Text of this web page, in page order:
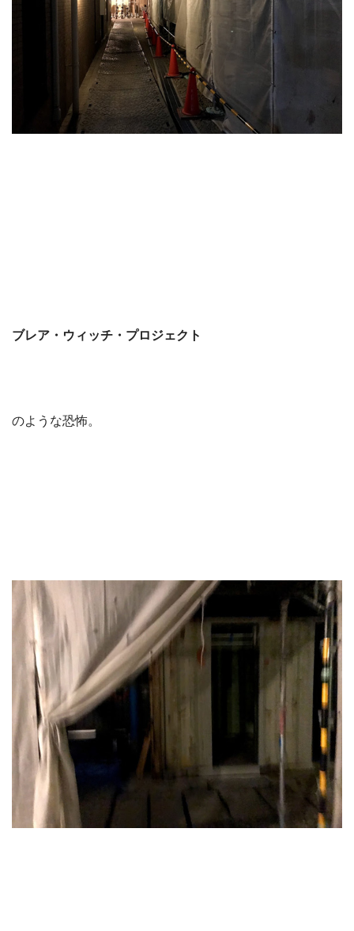
ブレア・ウィッチ・プロジェクト
のような恐怖。